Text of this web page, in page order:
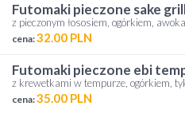
futomaki pieczone sake
z pieczonym łososiem, ogórkiem,
cena:32.00 PLN
futomaki pieczone ebi
z krewetkami w tempurze, ogórkiem,
cena:35.00 PLN